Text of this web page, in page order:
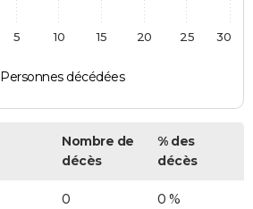
Personnes décédées
5 10 15 20 25 30
Nombre de
décès
% des
décès
0 0 %